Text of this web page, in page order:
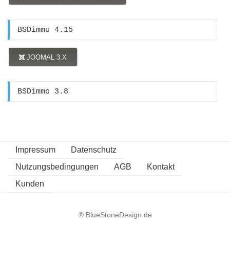
BSDimmo 4.15
JOOMAL 3.X
BSDimmo 3.8
Impressum
Datenschutz
Nutzungsbedingungen
AGB
Kontakt
Kunden
® BlueStoneDesign.de